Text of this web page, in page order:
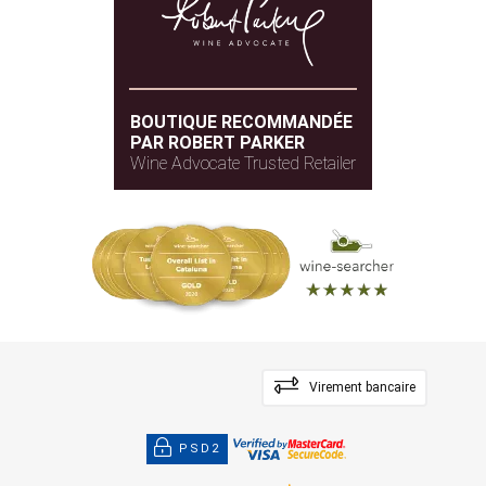
BOUTIQUE RECOMMANDÉE
PAR ROBERT PARKER
Wine Advocate Trusted Retailer
Virement bancaire
PSD2